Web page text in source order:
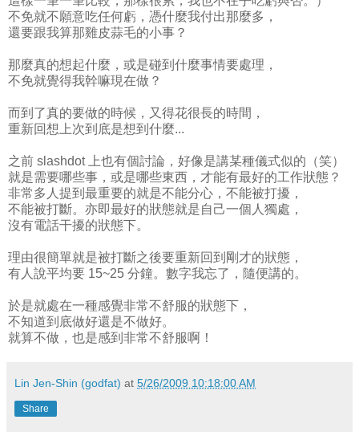
不免就不願意吃任何虧，憑什麼我付出那麼多，
還要跟我算那雞皮蒜毛的小事？
那麼真的想起什麼，或是碰到什麼事情要處理，
不免就覺得我幹嘛現在做？
而到了真的要做的時候，又得花很長的時間，
重新回想上次到底是想到什麼...
之前 slashdot 上也有個討論，好像是講某種儀式似的（笑）
就是需要哪些事，或是哪些東西，才能有最好的工作狀態？
非常多人提到最重要的就是不能分心，不能被打擾，
不能被打斷。亦即最好的狀態就是自己一個人獨處，
沒有電話干擾的狀態下。
理由很簡單就是被打斷之後要重新回到剛才的狀態，
有人說平均要 15~25 分鐘。數字我忘了，隨便講的。
於是就處在一種感覺非常不舒服的狀態下，
不知道到底做好還是不做好。
就算不做，也是感到非常不舒服啊！
Lin Jen-Shin (godfat) at 5/26/2009 10:18:00 AM
Share